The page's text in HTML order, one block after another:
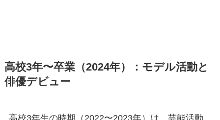
高校3年〜卒業（2024年）：モデル活動と
俳優デビュー